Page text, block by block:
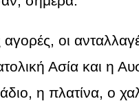
οι
Ασία και η
η πλατίνα, ο